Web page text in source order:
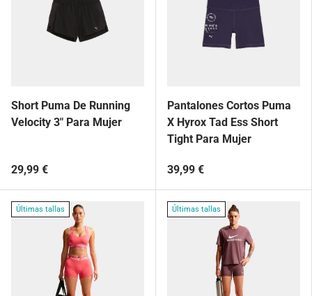
Short Puma De Running
Velocity 3" Para Mujer
29,99 €
Pantalones Cortos Puma
X Hyrox Tad Ess Short
Tight Para Mujer
39,99 €
Últimas tallas Últimas tallas